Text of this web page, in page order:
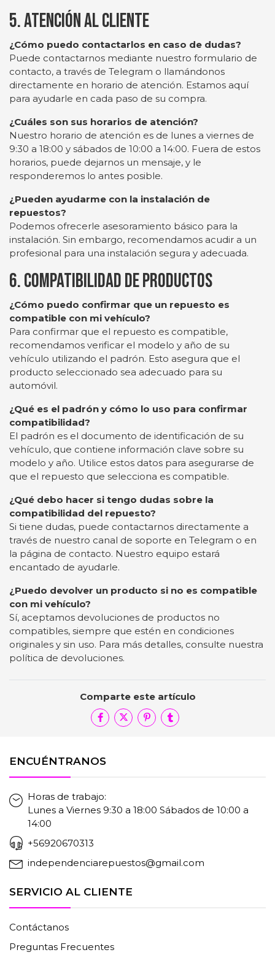
5. Atención al Cliente
¿Cómo puedo contactarlos en caso de dudas?
Puede contactarnos mediante nuestro formulario de
contacto, a través de Telegram o llamándonos
directamente en horario de atención. Estamos aquí
para ayudarle en cada paso de su compra.
¿Cuáles son sus horarios de atención?
Nuestro horario de atención es de lunes a viernes de
9:30 a 18:00 y sábados de 10:00 a 14:00. Fuera de estos
horarios, puede dejarnos un mensaje, y le
responderemos lo antes posible.
¿Pueden ayudarme con la instalación de
repuestos?
Podemos ofrecerle asesoramiento básico para la
instalación. Sin embargo, recomendamos acudir a un
profesional para una instalación segura y adecuada.
6. Compatibilidad de Productos
¿Cómo puedo confirmar que un repuesto es
compatible con mi vehículo?
Para confirmar que el repuesto es compatible,
recomendamos verificar el modelo y año de su
vehículo utilizando el padrón. Esto asegura que el
producto seleccionado sea adecuado para su
automóvil.
¿Qué es el padrón y cómo lo uso para confirmar
compatibilidad?
El padrón es el documento de identificación de su
vehículo, que contiene información clave sobre su
modelo y año. Utilice estos datos para asegurarse de
que el repuesto que selecciona es compatible.
¿Qué debo hacer si tengo dudas sobre la
compatibilidad del repuesto?
Si tiene dudas, puede contactarnos directamente a
través de nuestro canal de soporte en Telegram o en
la página de contacto. Nuestro equipo estará
encantado de ayudarle.
¿Puedo devolver un producto si no es compatible
con mi vehículo?
Sí, aceptamos devoluciones de productos no
compatibles, siempre que estén en condiciones
originales y sin uso. Para más detalles, consulte nuestra
política de devoluciones.
Comparte este artículo
ENCUÉNTRANOS
Horas de trabajo:
Lunes a Viernes 9:30 a 18:00 Sábados de 10:00 a
14:00
+56920670313
independenciarepuestos@gmail.com
SERVICIO AL CLIENTE
Contáctanos
Preguntas Frecuentes